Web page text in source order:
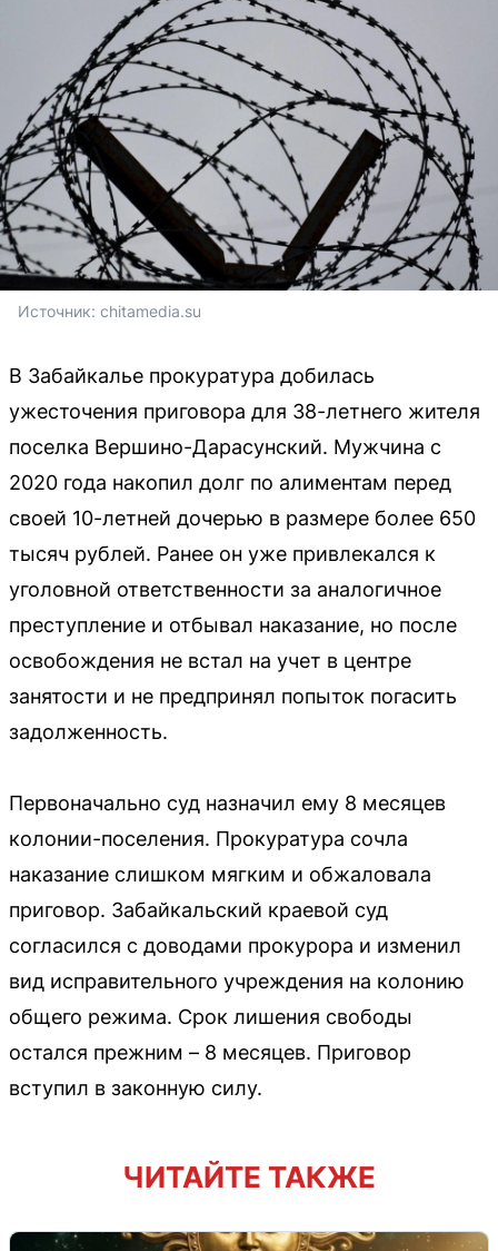
Источник: chitamedia.su
В Забайкалье прокуратура добилась
ужесточения приговора для 38-летнего жителя
поселка Вершино-Дарасунский. Мужчина с
2020 года накопил долг по алиментам перед
своей 10-летней дочерью в размере более 650
тысяч рублей. Ранее он уже привлекался к
уголовной ответственности за аналогичное
преступление и отбывал наказание, но после
освобождения не встал на учет в центре
занятости и не предпринял попыток погасить
задолженность.
Первоначально суд назначил ему 8 месяцев
колонии-поселения. Прокуратура сочла
наказание слишком мягким и обжаловала
приговор. Забайкальский краевой суд
согласился с доводами прокурора и изменил
вид исправительного учреждения на колонию
общего режима. Срок лишения свободы
остался прежним – 8 месяцев. Приговор
вступил в законную силу.
ЧИТАЙТЕ ТАКЖЕ